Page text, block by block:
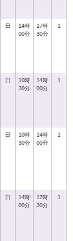
日
14時
00分
17時
30分
1
日
10時
30分
14時
00分
1
日
10時
30分
14時
00分
1
日
14時
00分
17時
30分
1